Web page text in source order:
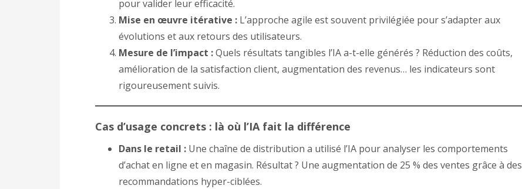
pour valider leur efficacité.
Mise en œuvre itérative : L’approche agile est souvent privilégiée pour s’adapter aux
évolutions et aux retours des utilisateurs.
Mesure de l’impact :Quels résultats tangibles l’IA a-t-elle générés ? Réduction des coûts,
amélioration de la satisfaction client, augmentation des revenus… les indicateurs sont
rigoureusement suivis.
Cas d’usage concrets : là où l’IA fait la différence
Dans le retail : Une chaîne de distribution a utilisé l’IA pour analyser les comportements
d’achat en ligne et en magasin. Résultat ? Une augmentation de 25 % des ventes grâce à des
recommandations hyper-ciblées.